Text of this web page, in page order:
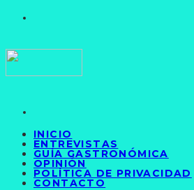
INICIO
ENTREVISTAS
GUÍA GASTRONÓMICA
OPINIÓN
POLÍTICA DE PRIVACIDAD
CONTACTO